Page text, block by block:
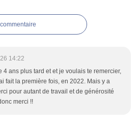
14:22
4 ans plus tard et et je voulais te remercier,
fait la première fois, en 2022. Mais y a
pour autant de travail et de générosité
merci !!